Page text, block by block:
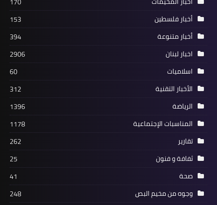
الهلال الأحمر يجول على مصابي كورونا
في "شاتيلا"
أخبار البص
أخبار فلسطين
153
أخبار متنوعة
394
اخبار لبنان
2906
اسلاميات
60
الأخبار التقنية
312
الرياضة
1396
المناسبات الإجتماعية
1178
تقارير
262
ثفافة و فنون
25
صحة
41
وجوه من مخيم البص
248